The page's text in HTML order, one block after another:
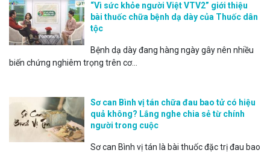
“Vì sức khỏe người Việt VTV2” giới thiệu
bài thuốc chữa bệnh dạ dày của Thuốc dân
tộc
Bệnh dạ dày đang hàng ngày gây nên nhiều
biến chứng nghiêm trọng trên cơ...
Sơ can Bình vị tán chữa đau bao tử có hiệu
quả không? Lắng nghe chia sẻ từ chính
người trong cuộc
Sơ can Bình vị tán là bài thuốc đặc trị đau bao